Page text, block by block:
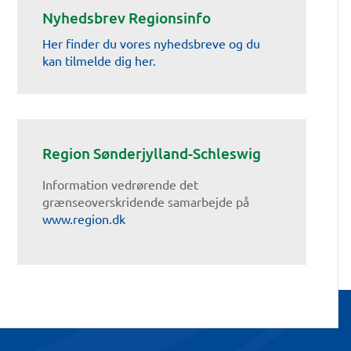
Nyhedsbrev Regionsinfo
Her finder du vores nyhedsbreve og du
kan tilmelde dig her.
Region Sønderjylland-Schleswig
Information vedrørende det
grænseoverskridende samarbejde på
www.region.dk